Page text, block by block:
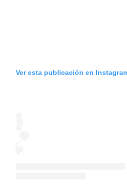
Ver esta publicación en